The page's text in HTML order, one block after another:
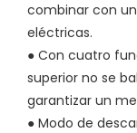
combinar con
eléctricas.
● Con cuatro
superior no se
garantizar un
● Modo de